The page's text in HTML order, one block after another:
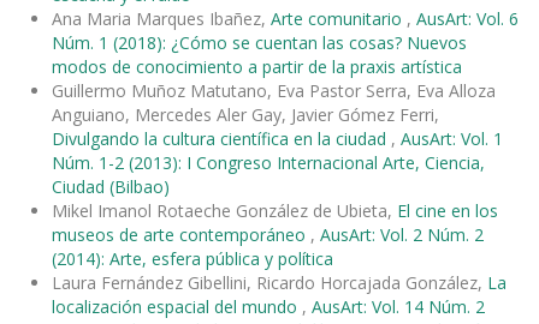
Ana Maria Marques Ibañez, Arte comunitario , AusArt: Vol. 6
Núm. 1 (2018): ¿Cómo se cuentan las cosas? Nuevos
modos de conocimiento a partir de la praxis artística
Guillermo Muñoz Matutano, Eva Pastor Serra, Eva Alloza
Anguiano, Mercedes Aler Gay, Javier Gómez Ferri,
Divulgando la cultura científica en la ciudad , AusArt: Vol. 1
Núm. 1-2 (2013): I Congreso Internacional Arte, Ciencia,
Ciudad (Bilbao)
Mikel Imanol Rotaeche González de Ubieta, El cine en los
museos de arte contemporáneo , AusArt: Vol. 2 Núm. 2
(2014): Arte, esfera pública y política
Laura Fernández Gibellini, Ricardo Horcajada González, La
localización espacial del mundo , AusArt: Vol. 14 Núm. 2